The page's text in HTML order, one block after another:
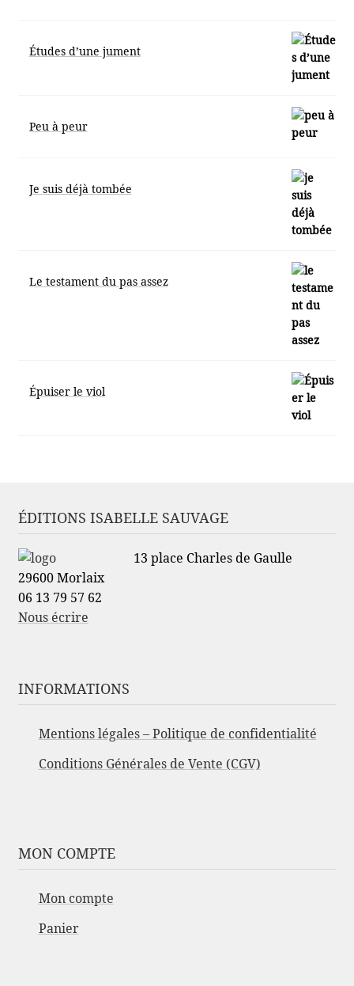
Études d’une jument
Peu à peur
Je suis déjà tombée
Le testament du pas assez
Épuiser le viol
ÉDITIONS ISABELLE SAUVAGE
13 place Charles de Gaulle
29600 Morlaix
06 13 79 57 62
Nous écrire
INFORMATIONS
Mentions légales – Politique de confidentialité
Conditions Générales de Vente (CGV)
MON COMPTE
Mon compte
Panier